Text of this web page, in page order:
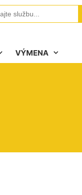
VÝMENA